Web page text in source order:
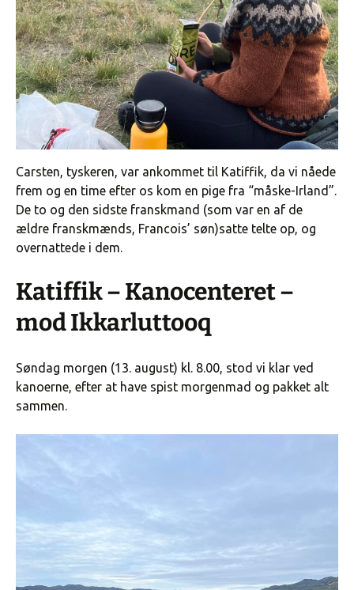
Carsten, tyskeren, var ankommet til Katiffik, da vi nåede
frem og en time efter os kom en pige fra “måske-Irland”.
De to og den sidste franskmand (som var en af de
ældre franskmænds, Francois’ søn)satte telte op, og
overnattede i dem.
Katiffik – Kanocenteret –
mod Ikkarluttooq
Søndag morgen (13. august) kl. 8.00, stod vi klar ved
kanoerne, efter at have spist morgenmad og pakket alt
sammen.